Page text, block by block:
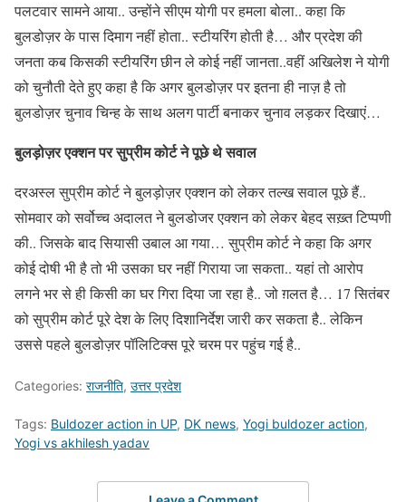
पलटवार सामने आया.. उन्होंने सीएम योगी पर हमला बोला.. कहा कि
बुलडोज़र के पास दिमाग नहीं होता.. स्टीयरिंग होती है… और प्रदेश की
जनता कब किसकी स्टीयरिंग छीन ले कोई नहीं जानता..वहीं अखिलेश ने योगी
को चुनौती देते हुए कहा है कि अगर बुलडोज़र पर इतना ही नाज़ है तो
बुलडोज़र चुनाव चिन्ह के साथ अलग पार्टी बनाकर चुनाव लड़कर दिखाएं…
बुलड़ोज़र एक्शन पर सुप्रीम कोर्ट ने पूछे थे सवाल
दरअस्ल सुप्रीम कोर्ट ने बुलड़ोज़र एक्शन को लेकर तल्ख सवाल पूछे हैं..
सोमवार को सर्वोच्च अदालत ने बुलडोजर एक्शन को लेकर बेहद सख़्त टिप्पणी
की.. जिसके बाद सियासी उबाल आ गया… सुप्रीम कोर्ट ने कहा कि अगर
कोई दोषी भी है तो भी उसका घर नहीं गिराया जा सकता.. यहां तो आरोप
लगने भर से ही किसी का घर गिरा दिया जा रहा है.. जो ग़लत है… 17 सितंबर
को सुप्रीम कोर्ट पूरे देश के लिए दिशानिर्देश जारी कर सकता है.. लेकिन
उससे पहले बुलडोज़र पॉलिटिक्स पूरे चरम पर पहुंच गई है..
Categories: राजनीति, उत्तर प्रदेश
Tags: Buldozer action in UP, DK news, Yogi buldozer action,
Yogi vs akhilesh yadav